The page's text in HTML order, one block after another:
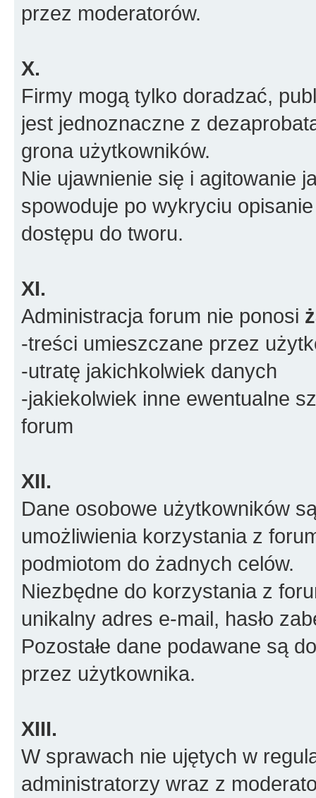
przez moderatorów.
X.
Firmy mogą tylko doradzać,
jest jednoznaczne z
grona użytkowników.
Nie ujawnienie się i agitowanie
spowoduje po wykryciu
dostępu do tworu.
XI.
Administracja forum nie ponosi
-treści umieszczane przez
-utratę jakichkolwiek danych
-jakiekolwiek inne ewentualne
forum
XII.
Dane osobowe użytkowników
umożliwienia korzystania z
podmiotom do żadnych celów.
Niezbędne do korzystania z
unikalny adres e-mail, hasło
Pozostałe dane podawane są
przez użytkownika.
XIII.
W sprawach nie ujętych w
administratorzy wraz z